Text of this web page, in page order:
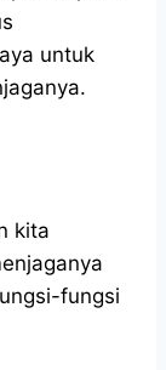
untuk
kita
fungsi